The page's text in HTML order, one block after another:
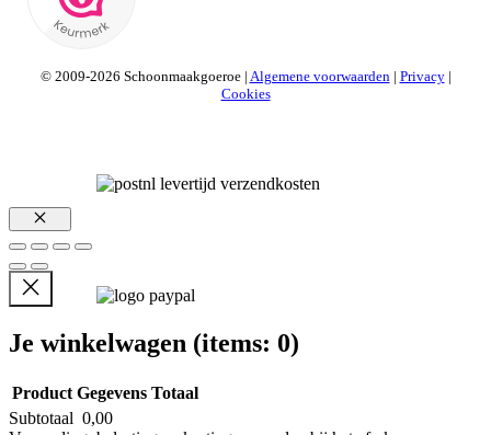
© 2009-2026 Schoonmaakgoeroe | Algemene voorwaarden | Privacy|
Cookies
Sluiten
Je winkelwagen (items: 0)
Product Gegevens Totaal
Subtotaal 0,00